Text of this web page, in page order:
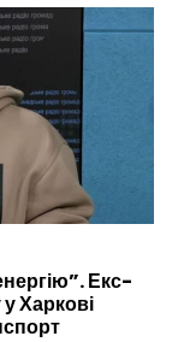
Екс-
Харкові